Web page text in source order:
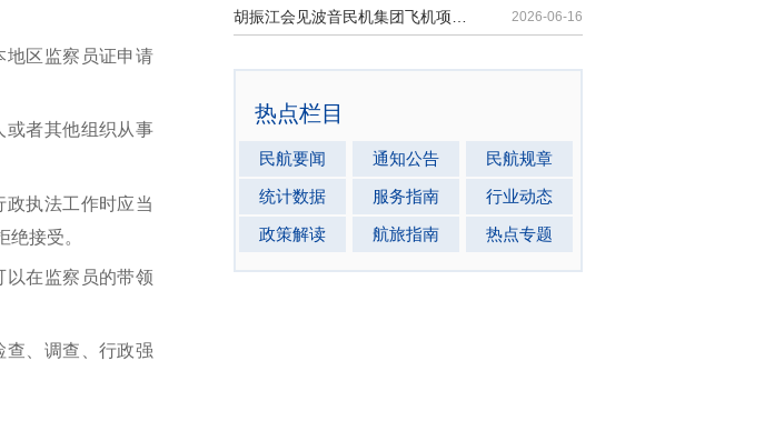
2026-06-16
热点栏目
民航要闻 通知公告
民航规章
统计数据
服务指南
行业动态
政策解读
航旅指南 热点专题
区监察员证申请
者其他组织从事
执法工作时应当
接受。
在监察员的带领
、调查、行政强